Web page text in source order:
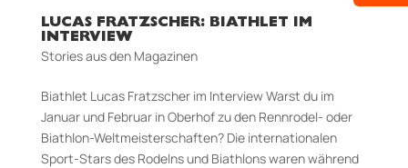
LUCAS FRATZSCHER: BIATHLET IM
INTERVIEW
Stories aus den Magazinen
Biathlet Lucas Fratzscher im Interview Warst du im
Januar und Februar in Oberhof zu den Rennrodel- oder
Biathlon-Weltmeister­schaf­ten? Die internationalen
Sport-Stars des Ro­delns und Biathlons waren während